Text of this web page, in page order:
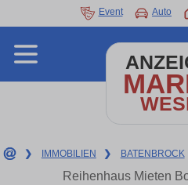
Event Auto
❯ IMMOBILIEN ❯ BATENBROCK
Reihenhaus Mieten